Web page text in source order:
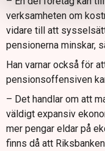
verksamheten om
vidare till att
pensionerna minskar,
Han varnar också för
pensionsoffensiven
– Det handlar om att
väldigt expansiv
mer pengar eldar på
finns då att